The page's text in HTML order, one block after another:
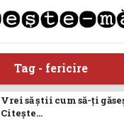
Tag - fericire
Vrei să ştii cum să-ţi
Citeşte...